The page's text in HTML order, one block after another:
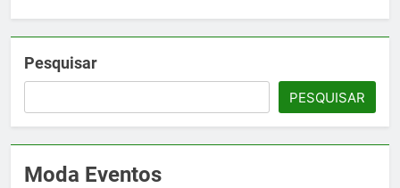
Pesquisar
PESQUISAR
Moda Eventos